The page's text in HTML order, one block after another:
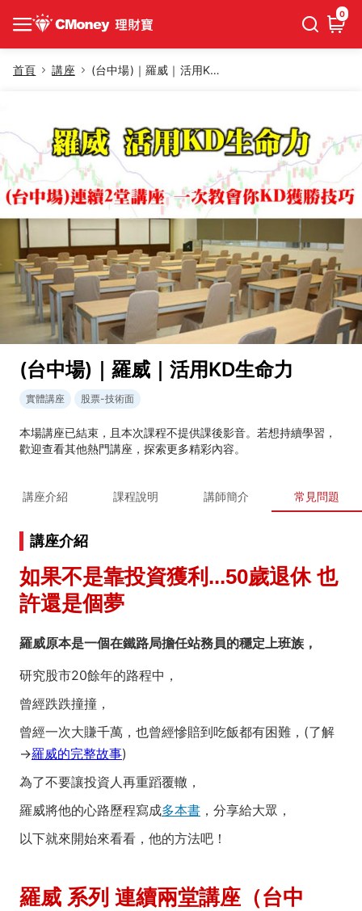
0
首頁 講座 (台中場)｜羅威｜活用KD生命力
(台中場)｜羅威｜活用KD生命力
實體講座 股票-技術面
本場講座已結束，且本次課程不提供課後影音。若想持續學習，
歡迎查看其他熱門講座，探索更多精彩內容。
講座介紹 課程說明 講師簡介 常見問題
講座介紹
如果不是靠投資獲利...50歲退休 也
許還是個夢
羅威原本是一個在鐵路局擔任站務員的穩定上班族，
研究股市20餘年的路程中，
曾經跌跌撞撞，
曾經一次大賺千萬，也曾經慘賠到吃飯都有困難，(了解
→羅威的完整故事)
為了不要讓投資人再重蹈覆轍，
羅威將他的心路歷程寫成多本書 ，分享給大眾，
以下就來開始來看看，他的方法吧！
羅威 系列 連續兩堂講座 （台中